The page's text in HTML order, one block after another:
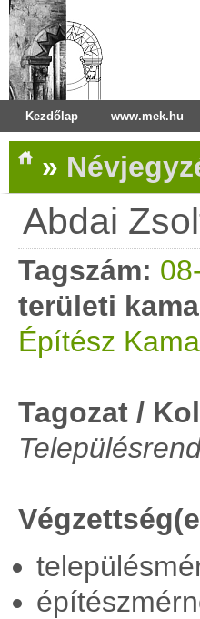
Kezdőlap www.mek.hu
»
Abdai
Tagszám:
területi
Építész
Tagozat /